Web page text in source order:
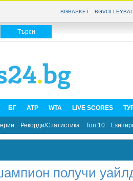
BGBASKET
БГ ATP WTA LIVE SCORES
Рекорди/Статистика Топ 10
получи